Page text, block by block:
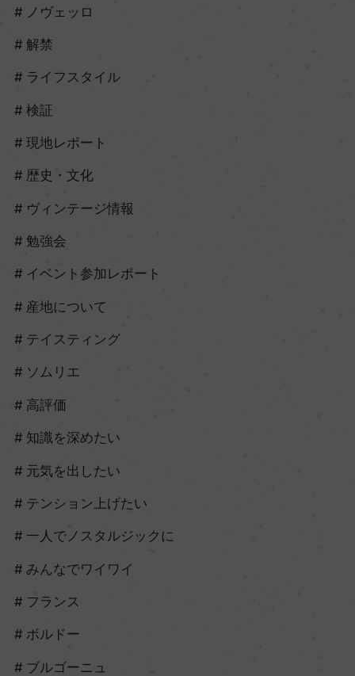
ノヴェッロ
解禁
ライフスタイル
検証
現地レポート
歴史・文化
ヴィンテージ情報
勉強会
イベント参加レポート
産地について
テイスティング
ソムリエ
高評価
知識を深めたい
元気を出したい
テンション上げたい
一人でノスタルジックに
みんなでワイワイ
フランス
ボルドー
ブルゴーニュ